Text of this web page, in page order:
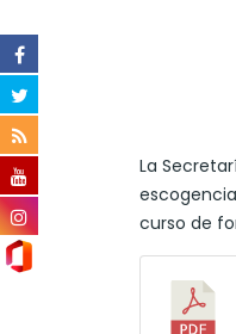
La
curso de